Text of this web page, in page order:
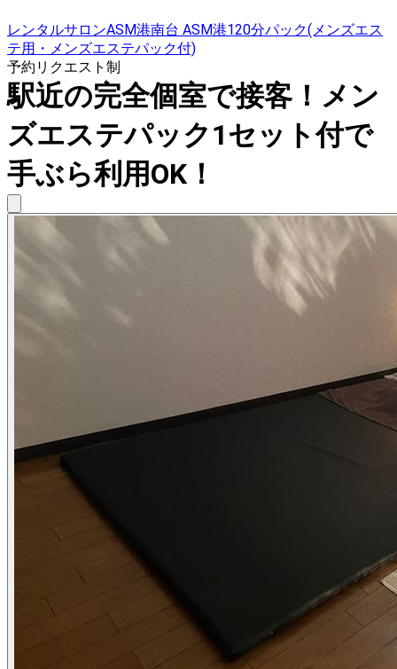
レンタルサロンASM港南台 ASM港120分パック(メンズエス
テ用・メンズエステパック付)
予約リクエスト制
駅近の完全個室で接客！メン
ズエステパック1セット付で
手ぶら利用OK！